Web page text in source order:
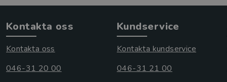
Kontakta oss
Kontakta oss
046-31 20 00
Kundservice
Kontakta kundservice
046-31 21 00